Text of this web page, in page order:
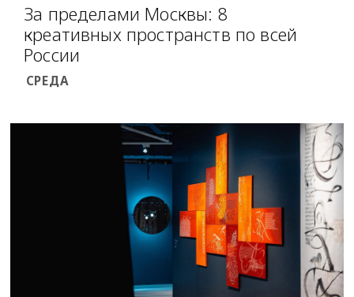
За пределами Москвы: 8
креативных пространств по всей
России
СРЕДА